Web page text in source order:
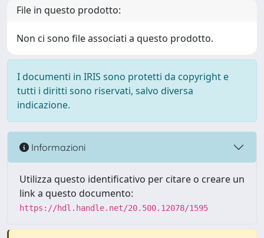
File in questo prodotto:
Non ci sono file associati a questo prodotto.
I documenti in IRIS sono protetti da copyright e
tutti i diritti sono riservati, salvo diversa
indicazione.
Informazioni
Utilizza questo identificativo per citare o creare un
link a questo documento:
https://hdl.handle.net/20.500.12078/1595